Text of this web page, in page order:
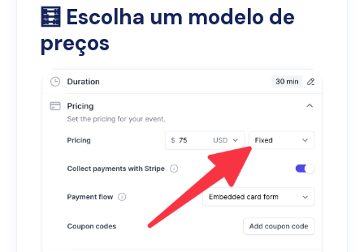
🧮 Escolha um modelo de
preços